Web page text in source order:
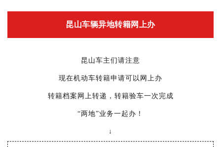
昆山车辆异地转籍网上办
昆山车主们请注意
现在机动车转籍申请可以网上办
转籍档案网上转递，转籍验车一次完成
“两地”业务一起办！
↓